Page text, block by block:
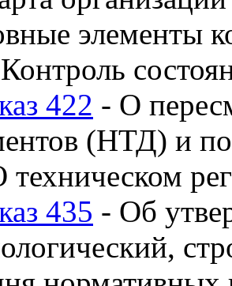
элементы
422 - О
(НТД) и
435 - Об